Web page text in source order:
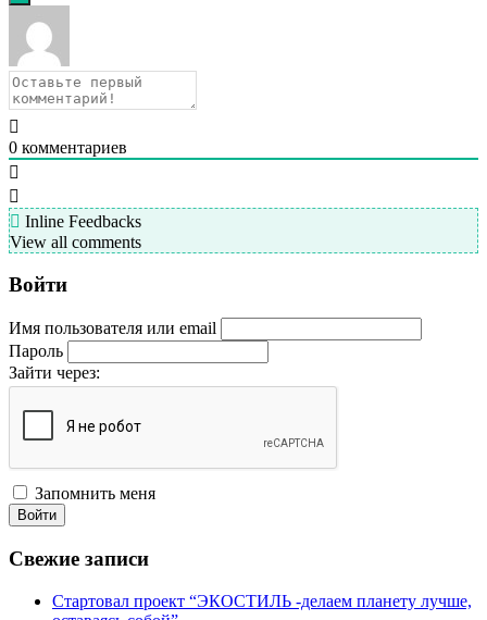
0 комментариев
Inline Feedbacks
View all comments
Войти
Имя пользователя или email
Пароль
Зайти через:
Запомнить меня
Войти
Свежие записи
Стартовал проект “ЭКОСТИЛЬ -делаем планету лучше,